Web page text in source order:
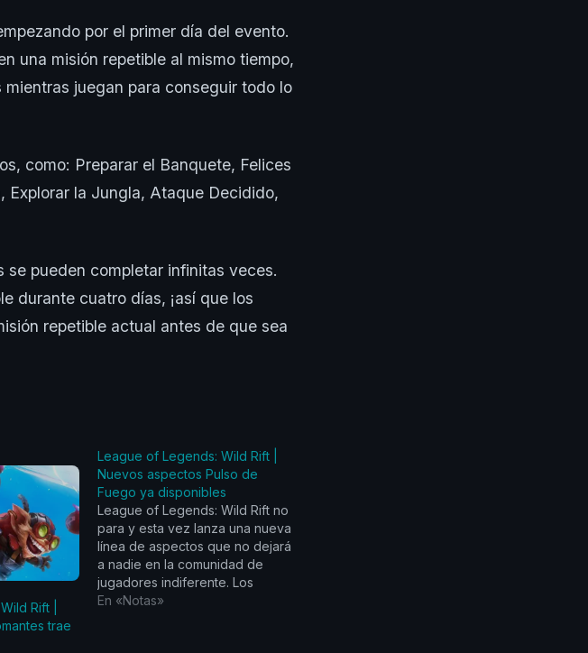
por el primer día del evento.
una misión repetible al mismo tiempo,
juegan para conseguir todo lo
como: Preparar el Banquete, Felices
Explorar la Jungla, Ataque Decidido,
se pueden completar infinitas veces.
durante cuatro días, ¡así que los
repetible actual antes de que sea
Rift |
trae
League of Legends: Wild Rift |
Nuevos aspectos Pulso de
Fuego ya disponibles
League of Legends: Wild Rift no
para y esta vez lanza una nueva
línea de aspectos que no dejará
a nadie en la comunidad de
jugadores indiferente. Los
jugadores y fanáticos de Wild Rift
En «Notas»